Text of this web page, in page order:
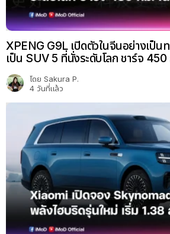
XPENG G9L เปิดตัวในจีนอย่างเป็น
เป็น SUV 5 ที่นั่งระดับโลก ชาร์จ
โดย Sakura P.
4 วันที่แล้ว